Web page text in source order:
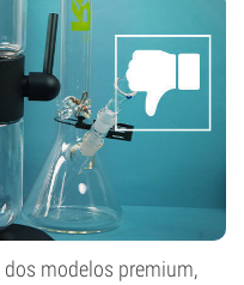
modelos premium,